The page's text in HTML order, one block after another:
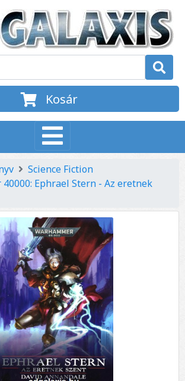
Kosár
Science Fiction
Ephrael Stern - Az eretnek